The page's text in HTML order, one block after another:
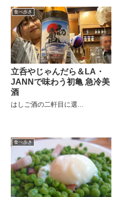
食べ歩き
立呑やじゃんだら＆LA・
JANNで味わう初亀 急冷美
酒
はしご酒の二軒目に選...
食べ歩き